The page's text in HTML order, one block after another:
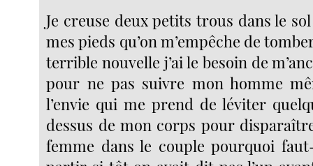
Je creuse deux petits trous dans le
mes pieds qu’on m’empêche de
terrible nouvelle j’ai le besoin de
pour ne pas suivre mon homme
l’envie qui me prend de léviter
dessus de mon corps pour
femme dans le couple pourquoi